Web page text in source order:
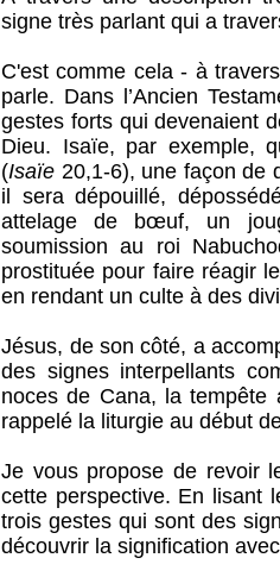
signe très parlant qui a
C'est comme cela - à
parle. Dans l’Ancien
gestes forts qui devenaient
Dieu. Isaïe, par exemple,
(Isaïe 20,1-6), une façon de
il sera dépouillé,
attelage de bœuf, un
soumission au roi
prostituée pour faire réagir
en rendant un culte à des
Jésus, de son côté, a
des signes interpellants
noces de Cana, la
rappelé la liturgie au début
Je vous propose de revoir
cette perspective. En lisant
trois gestes qui sont des
découvrir la signification